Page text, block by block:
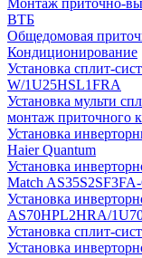
Монтаж приточно-
ВТБ
Общедомовая
Кондиционирование
Установка сплит-
W/1U25HSL1FRA
Установка мульти
монтаж приточного
Установка
Haier Quantum
Установка
Match
Установка
AS70HPL2HRA/
Установка сплит-
Установка